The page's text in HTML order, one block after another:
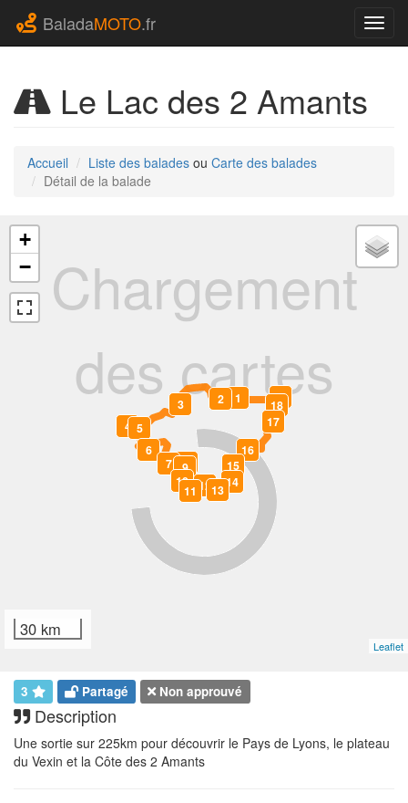
BaladaMOTO.fr
Le Lac des 2 Amants
Accueil Liste des balades ou Carte des balades
Détail de la balade
Chargement
des cartes
0
1
2
3
4 5
6
7
8
9
10
11 121314
15
16
17
18
19
+
−
30 km
Leaflet
3 Partagé Non approuvé
Description
Une sortie sur 225km pour découvrir le Pays de Lyons, le plateau
du Vexin et la Côte des 2 Amants